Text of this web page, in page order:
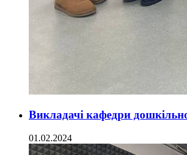
Викладачі кафедри
01.02.2024